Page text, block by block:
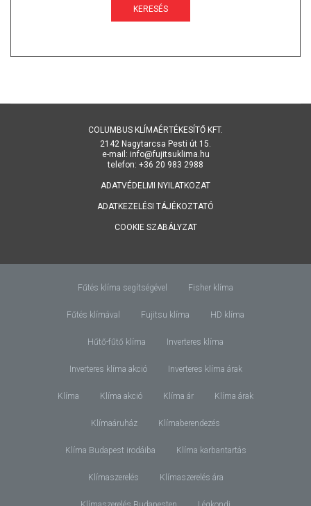
KERESÉS
COLUMBUS KLÍMAÉRTÉKESÍTŐ KFT.
2142 Nagytarcsa Pesti út 15.
e-mail: info@fujitsuklima.hu
telefon: +36 20 983 2988
ADATVÉDELMI NYILATKOZAT
ADATKEZELÉSI TÁJÉKOZTATÓ
COOKIE SZABÁLYZAT
Fűtés klíma segítségével Fisher klíma
Fűtés klímával Fujitsu klíma HD klíma
Hűtő-fűtő klíma Inverteres klíma
Inverteres klíma akció Inverteres klíma árak
Klíma Klíma akció Klíma ár Klíma árak
Klímaáruház Klímaberendezés
Klíma Budapest irodáiba Klíma karbantartás
Klímaszerelés Klímaszerelés ára